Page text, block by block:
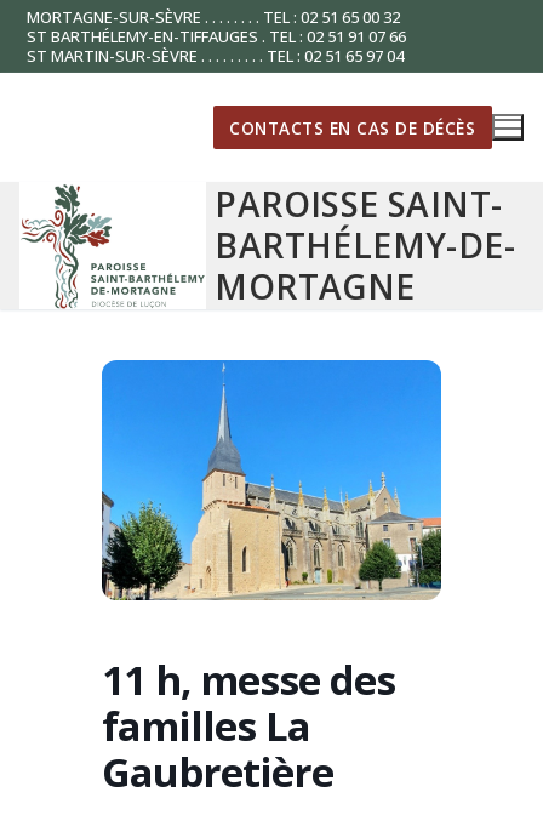
Aller
contenu
MORTAGNE-SUR-SÈVRE . . . . . . . . TEL : 02 51 65 00 32
ST BARTHÉLEMY-EN-TIFFAUGES . TEL : 02 51 91 07 66
ST MARTIN-SUR-SÈVRE . . . . . . . . . TEL : 02 51 65 97 04
CONTACTS EN CAS DE DÉCÈS
PAROISSE SAINT-
BARTHÉLEMY-DE-
MORTAGNE
11 h, messe des
familles La
Gaubretière